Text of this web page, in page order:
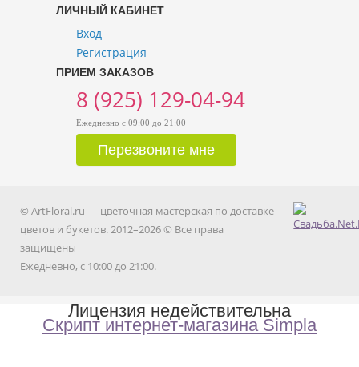
ЛИЧНЫЙ КАБИНЕТ
Вход
Регистрация
ПРИЕМ ЗАКАЗОВ
8 (925) 129-04-94
Ежедневно с 09:00 до 21:00
© ArtFloral.ru — цветочная мастерская по доставке
цветов и букетов. 2012–2026 © Все права
защищены
Ежедневно, с 10:00 до 21:00.
Лицензия недействительна
Скрипт интернет-магазина Simpla